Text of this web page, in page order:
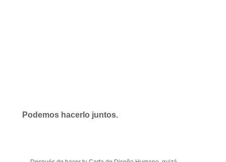
Podemos hacerlo juntos.